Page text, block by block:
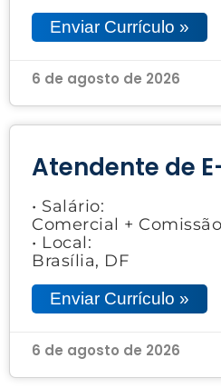
Enviar Currículo »
6 de agosto de 2026
Atendente de
• Salário:
Comercial + Comissão
• Local:
Brasília, DF
Enviar Currículo »
6 de agosto de 2026